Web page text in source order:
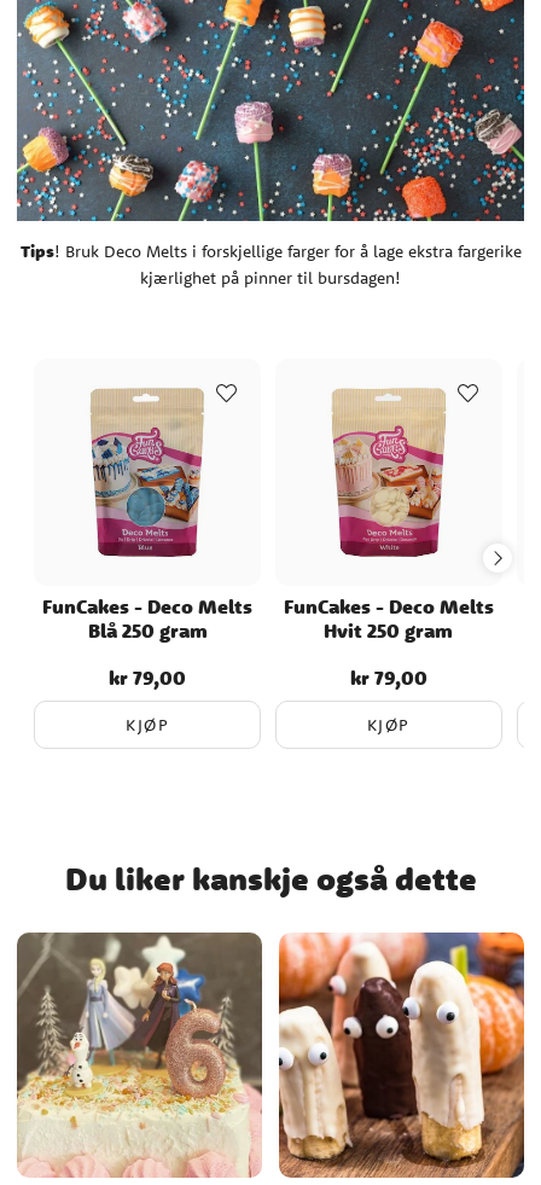
Tips! Bruk Deco Melts i forskjellige farger for å lage ekstra fargerike
kjærlighet på pinner til bursdagen!
FunCakes - Deco Melts
Blå 250 gram
Pris:kr 79,00
kr 79,00
KJØP
FunCakes - Deco Melts
Hvit 250 gram
Pris:kr 79,00
kr 79,00
KJØP
Du liker kanskje også dette